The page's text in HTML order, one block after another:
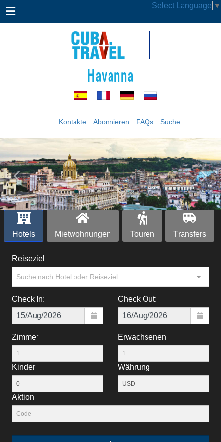
Select Language ▼
Havanna
Kontakte Abonnieren FAQs Suche
‹ ›
Hotels Mietwohnungen Touren Тransfers
Reiseziel
Suche nach Hotel oder Reiseziel
Check In: Check Out:
Zimmer Erwachsenen
Kinder Währung
Aktion